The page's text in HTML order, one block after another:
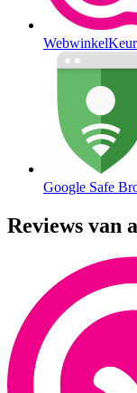
WebwinkelKeur
Google Safe
Reviews van